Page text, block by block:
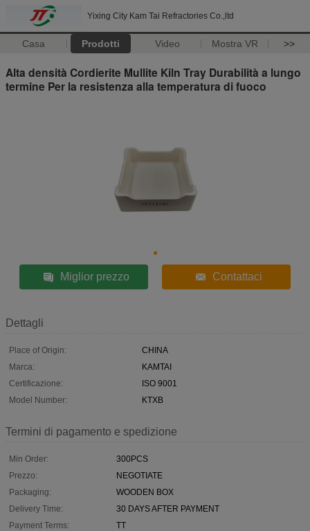
Yixing City Kam Tai Refractories Co.,ltd
Casa Prodotti Video Mostra VR >>
Alta densità Cordierite Mullite Kiln Tray Durabilità a lungo
termine Per la resistenza alla temperatura di fuoco
Miglior prezzo Contattaci
Dettagli
Place of Origin:
CHINA
Marca:
KAMTAI
Certificazione:
ISO 9001
Model Number:
KTXB
Termini di pagamento e spedizione
Min Order:
300PCS
Prezzo:
NEGOTIATE
Packaging:
WOODEN BOX
Delivery Time:
30 DAYS AFTER PAYMENT
Payment Terms:
TT